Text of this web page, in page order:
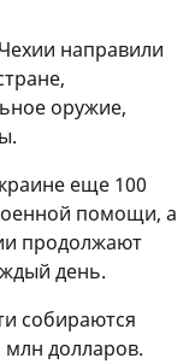
направили
оружие,
еще 100
помощи, а
продолжают
день.
собираются
долларов.